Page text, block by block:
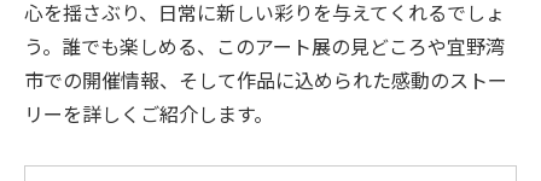
心を揺さぶり、日常に新しい彩りを与えてくれるでしょ
う。誰でも楽しめる、このアート展の見どころや宜野湾
市での開催情報、そして作品に込められた感動のストー
リーを詳しくご紹介します。